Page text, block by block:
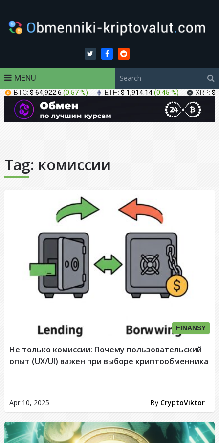
MENU
BTC: $ 64,922.6 (0.57 %) ETH: $ 1,914.14(0.45 %) XRP: $
Tag: комиссии
FINANSY
Apr 10, 2025 By CryptoViktor
Не только комиссии: Почему пользовательский
опыт (UX/UI) важен при выборе криптообменника